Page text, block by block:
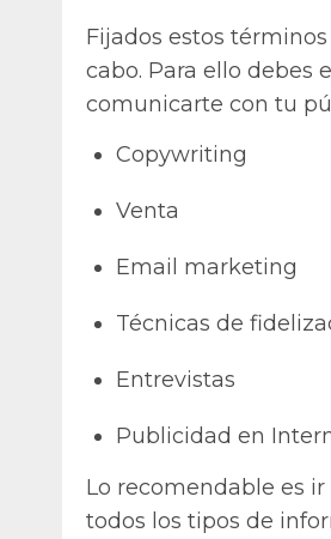
Fijados estos
cabo. Para ello debes
comunicarte con tu
Copywriting
Venta
Email marketing
Técnicas de
Entrevistas
Publicidad en
Lo recomendable es
todos los tipos de